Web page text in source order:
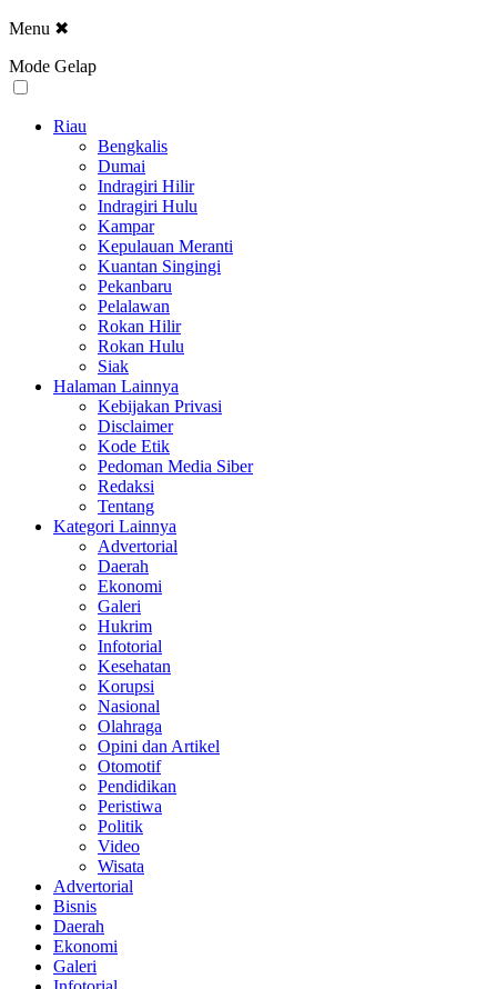
Menu ✖
Mode Gelap
Riau
Bengkalis
Dumai
Indragiri Hilir
Indragiri Hulu
Kampar
Kepulauan Meranti
Kuantan Singingi
Pekanbaru
Pelalawan
Rokan Hilir
Rokan Hulu
Siak
Halaman Lainnya
Kebijakan Privasi
Disclaimer
Kode Etik
Pedoman Media Siber
Redaksi
Tentang
Kategori Lainnya
Advertorial
Daerah
Ekonomi
Galeri
Hukrim
Infotorial
Kesehatan
Korupsi
Nasional
Olahraga
Opini dan Artikel
Otomotif
Pendidikan
Peristiwa
Politik
Video
Wisata
Advertorial
Bisnis
Daerah
Ekonomi
Galeri